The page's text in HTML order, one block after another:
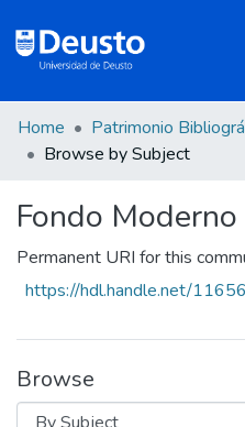
Communities & Collections
All of DSpace
Home Patrimonio
Browse by Subject
Fondo Moderno
Permanent URI for this
https://hdl.handle.net/
Browse